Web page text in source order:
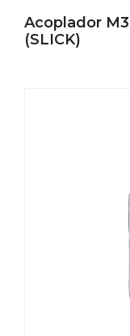
Acoplador
(SLICK)